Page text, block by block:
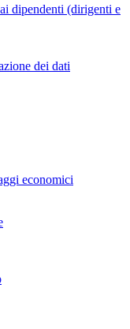
dipendenti (dirigenti e
dei dati
economici